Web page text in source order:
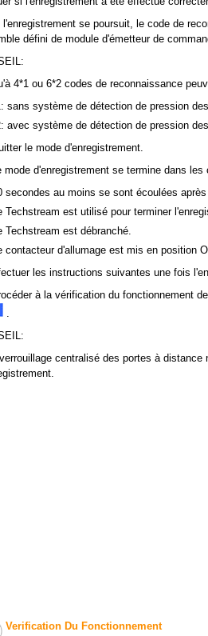
l'enregistrement se poursuit, le code de
défini de module d'émetteur de
4*1 ou 6*2 codes de reconnaissance
sans système de détection de pression
avec système de détection de pression
le mode d'enregistrement.
mode d'enregistrement se termine dans les
secondes au moins se sont écoulées
Techstream est utilisé pour terminer
Techstream est débranché.
contacteur d'allumage est mis en position
les instructions suivantes une fois
à la vérification du fonctionnement
.
centralisé des portes à
Verification Du Fonctionnement